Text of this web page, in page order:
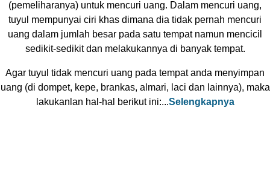
(pemeliharanya) untuk mencuri uang. Dalam mencuri uang,
tuyul mempunyai ciri khas dimana dia tidak pernah mencuri
uang dalam jumlah besar pada satu tempat namun mencicil
sedikit-sedikit dan melakukannya di banyak tempat.
Agar tuyul tidak mencuri uang pada tempat anda menyimpan
uang (di dompet, kepe, brankas, almari, laci dan lainnya), maka
lakukanlan hal-hal berikut ini:...Selengkapnya